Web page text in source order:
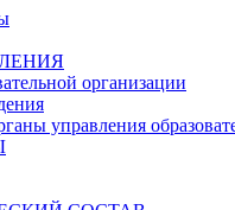
организации
управления